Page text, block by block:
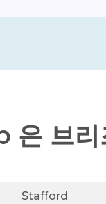
브리
Stafford